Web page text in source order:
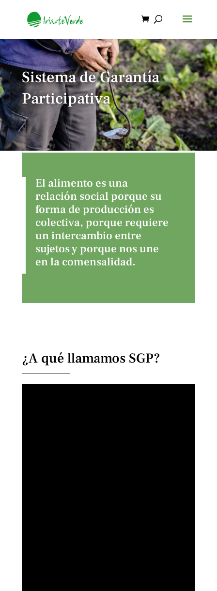
Sistema de Garantía
Participativa
El alimento es una
relación social porque su
forma de producción es
colectiva, porque requiere
un intercambio entre
sujetos y porque nos une
en la comensalidad.
¿A qué llamamos SGP?